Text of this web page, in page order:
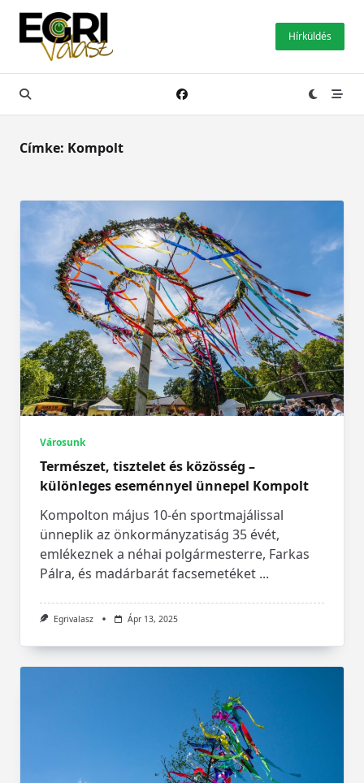
Skip
content
Hírküldés
Címke: Kompolt
Városunk
Természet, tisztelet és közösség –
különleges eseménnyel ünnepel Kompolt
Kompolton május 10-én sportmajálissal
ünneplik az önkormányzatiság 35 évét,
emlékeznek a néhai polgármesterre, Farkas
Pálra, és madárbarát facsemetéket ...
Egrivalasz Ápr 13, 2025